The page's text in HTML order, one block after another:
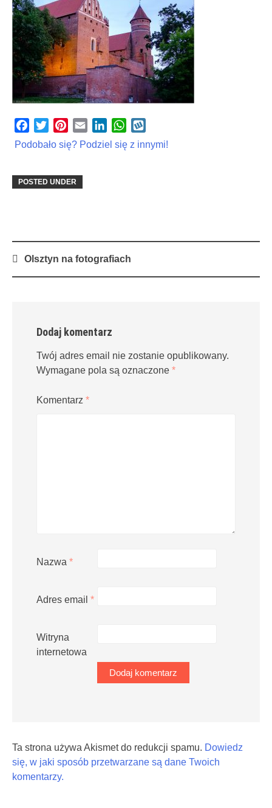
Facebook
TwitterPinterest
Email LinkedInWhatsApp
Podobało się? Podziel się z innymi!
POSTED UNDER
PostOlsztyn na fotografiach
Dodaj komentarz
Twój adres email nie zostanie opublikowany.
Wymagane pola są oznaczone *
Komentarz *
Nazwa *
Adres email *
Witryna
internetowa
Ta strona używa Akismet do redukcji spamu. Dowiedz
się, w jaki sposób przetwarzane są dane Twoich
komentarzy.